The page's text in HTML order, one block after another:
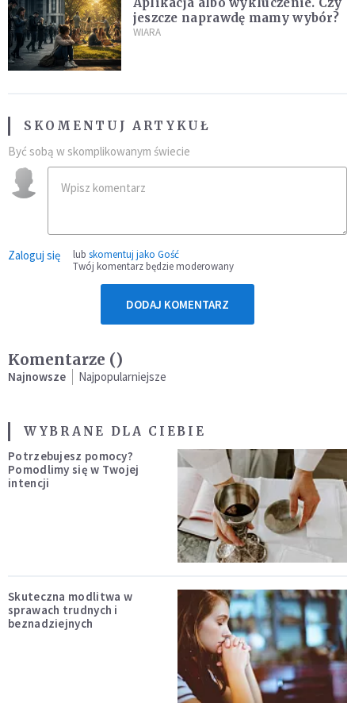
jeszcze naprawdę mamy wybór?
WIARA
SKOMENTUJ ARTYKUŁ
Być sobą w skomplikowanym świecie
Zaloguj się lub skomentuj jako Gość
Twój komentarz będzie moderowany
DODAJ KOMENTARZ
Komentarze ()
Najnowsze Najpopularniejsze
WYBRANE DLA CIEBIE
Potrzebujesz pomocy?
Pomodlimy się w Twojej
intencji
Skuteczna modlitwa w
sprawach trudnych i
beznadziejnych